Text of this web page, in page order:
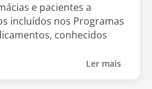
e pacientes a
incluídos nos Programas
conhecidos
Ler mais